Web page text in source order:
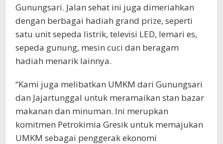
Gunungsari. Jalan sehat ini juga dimeriahkan
dengan berbagai hadiah grand prize, seperti
satu unit sepeda listrik, televisi LED, lemari es,
sepeda gunung, mesin cuci dan beragam
hadiah menarik lainnya.
“Kami juga melibatkan UMKM dari Gunungsari
dan Jajartunggal untuk meramaikan stan bazar
makanan dan minuman. Ini merupkan
komitmen Petrokimia Gresik untuk memajukan
UMKM sebagai penggerak ekonomi